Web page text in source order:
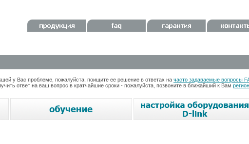
у Вас проблеме, пожалуйста, поищите ее решение в ответах на часто задаваемые вопросы
ответ на ваш вопрос в кратчайшие сроки - пожалуйста, позвоните в ближайший к Вам